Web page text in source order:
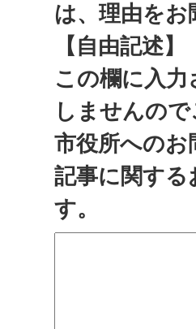
は、理由を
【自由記述】
この欄に入
しませんの
市役所へのお
記事に関す
す。